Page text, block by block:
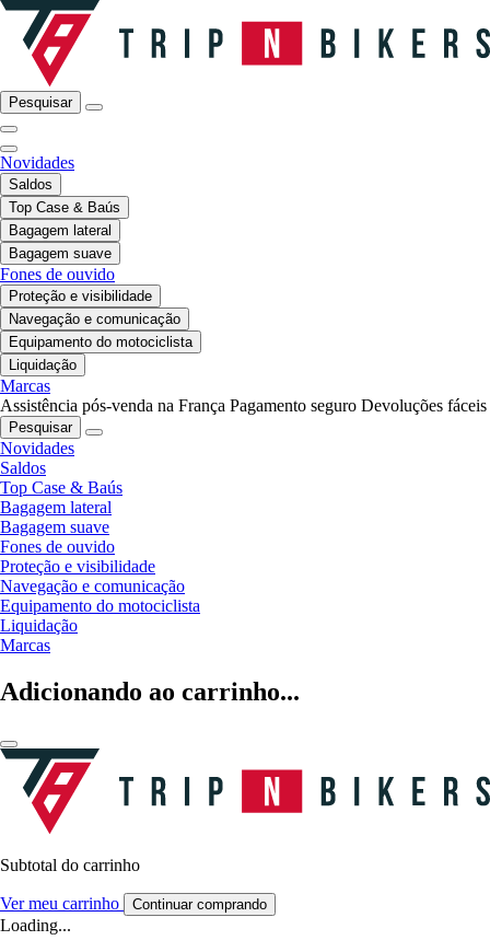
Pesquisar
Novidades
Saldos
Top Case & Baús
Bagagem lateral
Bagagem suave
Fones de ouvido
Proteção e visibilidade
Navegação e comunicação
Equipamento do motociclista
Liquidação
Marcas
Assistência pós-venda na França Pagamento seguro Devoluções fáceis
Pesquisar
Novidades
Saldos
Top Case & Baús
Bagagem lateral
Bagagem suave
Fones de ouvido
Proteção e visibilidade
Navegação e comunicação
Equipamento do motociclista
Liquidação
Marcas
Adicionando ao carrinho...
Subtotal do carrinho
Ver meu carrinho Continuar comprando
Loading...